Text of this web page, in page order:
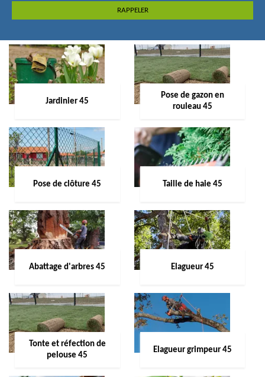
Jardinier 45
Pose de gazon en
rouleau 45
Pose de clôture 45 Taille de haie 45
Abattage d'arbres 45 Elagueur 45
Tonte et réfection de
pelouse 45
Elagueur grimpeur 45